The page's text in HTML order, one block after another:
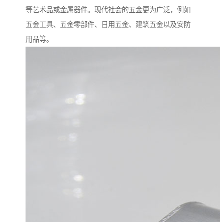
等艺术品或金属器件。现代社会的五金更为广泛，例如
五金工具、五金零部件、日用五金、建筑五金以及安防
用品等。